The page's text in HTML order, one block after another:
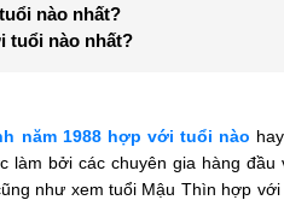
nào nhất?
tuổi nào nhất?
năm 1988 hợp với tuổi nào hay
bởi các chuyên gia hàng đầu
như xem tuổi Mậu Thìn hợp